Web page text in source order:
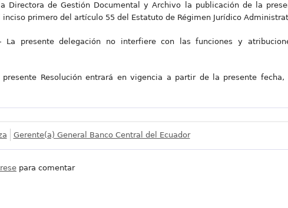
Directora de Gestión Documental y Archivo la publicación de la
primero del artículo 55 del Estatuto de Régimen Jurídico
La presente delegación no interfiere con las funciones y
presente Resolución entrará en vigencia a partir de la presente
Gerente(a) General Banco Central del Ecuador
para comentar